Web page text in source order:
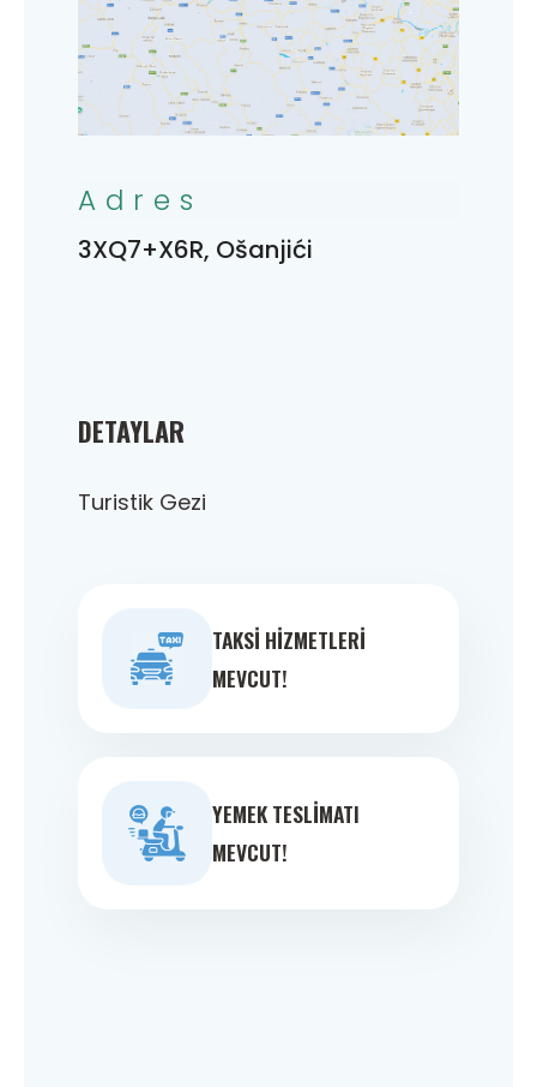
DETAYLAR
Turistik Gezi
TAKSI HIZMETLERI
MEVCUT!
YEMEK TESLIMATI
MEVCUT!
Adres
3XQ7+X6R, Ošanjići